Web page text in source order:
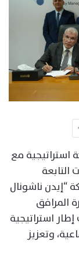
استراتيجية مع
التابعة
“إيدن ناشونال
المرافق
استراتيجية
وتعزيز